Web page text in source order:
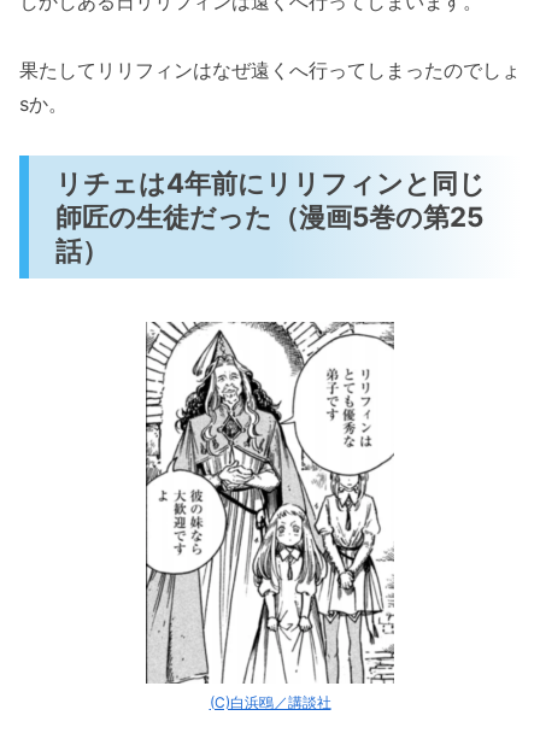
果たしてリリフィンはなぜ遠くへ行ってしまったのでしょ
sか。
リチェは4年前にリリフィンと同じ
師匠の生徒だった（漫画5巻の第25
話）
(C)白浜鴎／講談社